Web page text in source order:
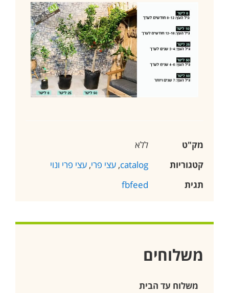
מק"ט
ללא
קטגוריות
catalog
, עצי פרי, עצי פרי ונוי
תגית
fbfeed
משלוחים
משלוח עד הבית